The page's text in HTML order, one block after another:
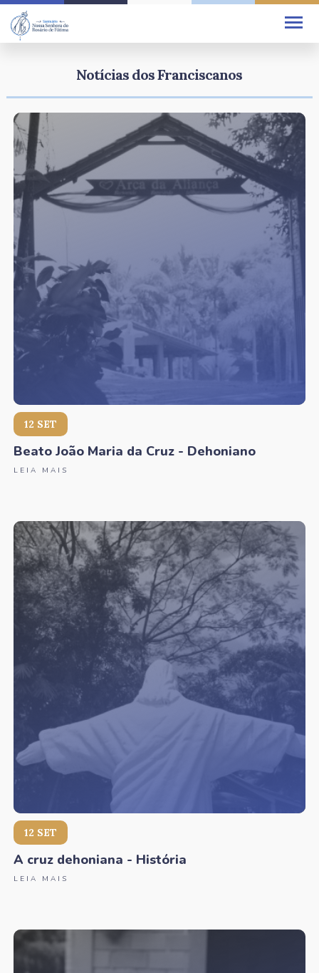
Notícias dos Franciscanos
12 SET
Beato João Maria da Cruz - Dehoniano
LEIA MAIS
12 SET
A cruz dehoniana - História
LEIA MAIS